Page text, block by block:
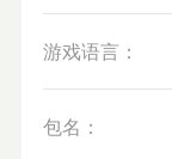
游戏语言：
包名：